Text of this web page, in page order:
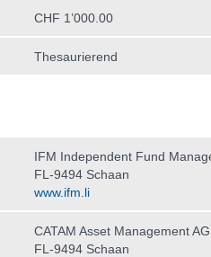
CHF 1’000.00
Thesaurierend
IFM Independent Fund
FL-9494 Schaan
www.ifm.li
CATAM Asset Management AG
FL-9494 Schaan